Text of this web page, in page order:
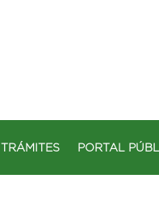
TRÁMITES PORTAL